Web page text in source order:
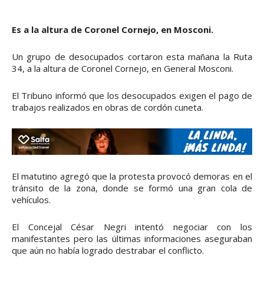
Es a la altura de Coronel Cornejo, en Mosconi.
Un grupo de desocupados cortaron esta mañana la Ruta
34, a la altura de Coronel Cornejo, en General Mosconi.
El Tribuno informó que los desocupados exigen el pago de
trabajos realizados en obras de cordón cuneta.
El matutino agregó que la protesta provocó demoras en el
tránsito de la zona, donde se formó una gran cola de
vehículos.
El Concejal César Negri intentó negociar con los
manifestantes pero las últimas informaciones aseguraban
que aún no había logrado destrabar el conflicto.